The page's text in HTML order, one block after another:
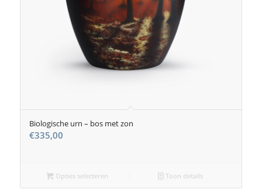
Biologische urn – bos met zon
€335,00
Opties selecteren Toon details